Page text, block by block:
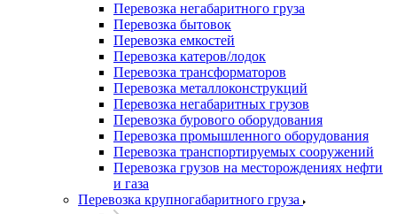
Перевозка негабаритного груза
Перевозка бытовок
Перевозка емкостей
Перевозка катеров/лодок
Перевозка трансформаторов
Перевозка металлоконструкций
Перевозка негабаритных грузов
Перевозка бурового оборудования
Перевозка промышленного оборудования
Перевозка транспортируемых сооружений
Перевозка грузов на месторождениях нефти
и газа
Перевозка крупногабаритного груза